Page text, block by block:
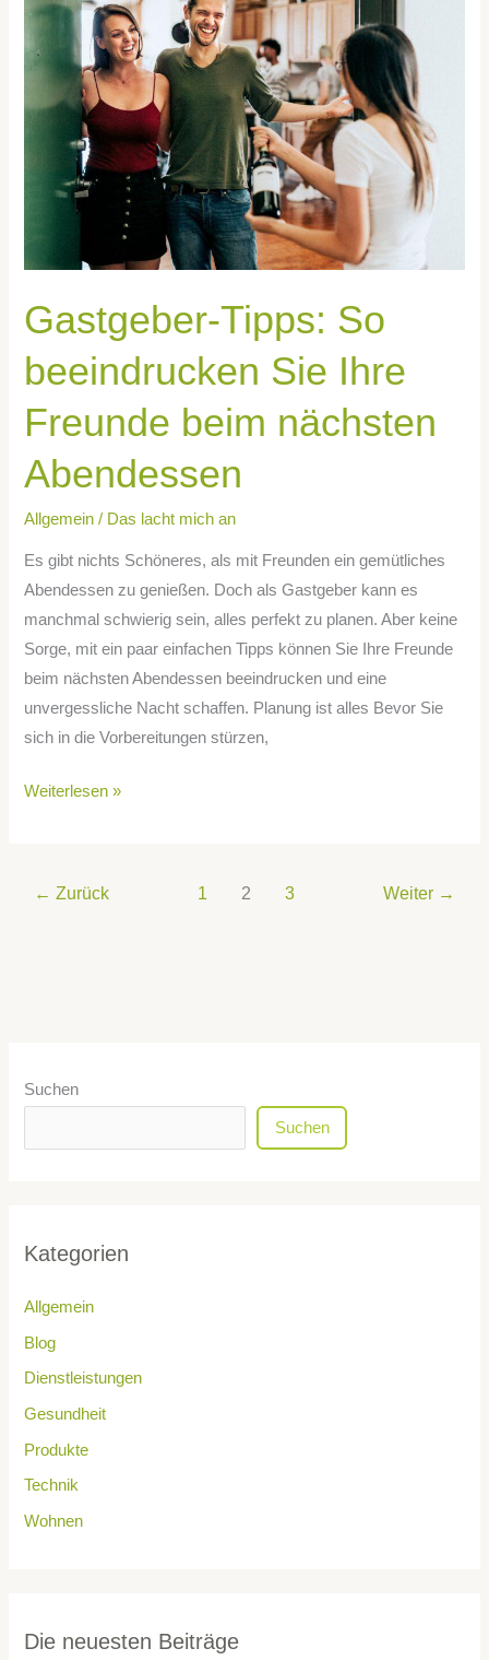
Gastgeber-Tipps: So
beeindrucken Sie Ihre
Freunde beim nächsten
Abendessen
Allgemein / Das lacht mich an
Es gibt nichts Schöneres, als mit Freunden ein gemütliches
Abendessen zu genießen. Doch als Gastgeber kann es
manchmal schwierig sein, alles perfekt zu planen. Aber keine
Sorge, mit ein paar einfachen Tipps können Sie Ihre Freunde
beim nächsten Abendessen beeindrucken und eine
unvergessliche Nacht schaffen. Planung ist alles Bevor Sie
sich in die Vorbereitungen stürzen,
Tipps:
So
beeindrucken
Sie
Freunde
beim
Weiterlesen »
← Zurück 1 2 3 Weiter →
Suchen
Suchen
Kategorien
Allgemein
Blog
Dienstleistungen
Gesundheit
Produkte
Technik
Wohnen
Die neuesten Beiträge